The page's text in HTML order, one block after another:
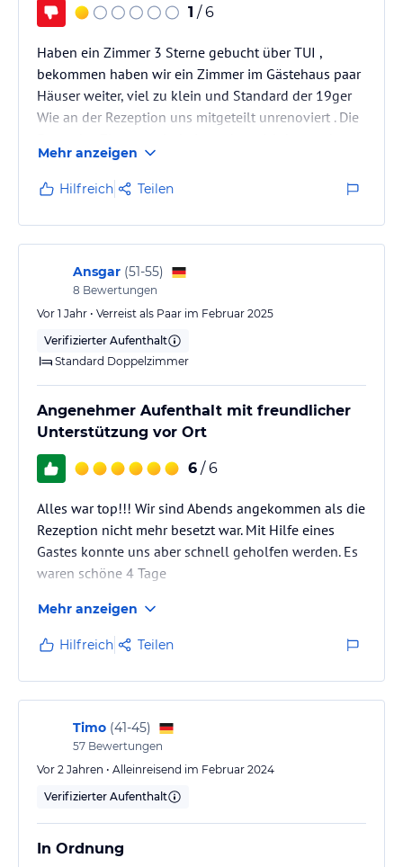
1 / 6
Haben ein Zimmer 3 Sterne gebucht über TUI ,
bekommen haben wir ein Zimmer im Gästehaus paar
Häuser weiter, viel zu klein und Standard der 19ger
Wie an der Rezeption uns mitgeteilt unrenoviert . Die
erkennbar bei der hotelbeschreibung .
Unterirdisch , alter dreckiger Teppich.
Man kann es kaum aushalten, man kann nicht atmen
vor lauter Muff Geruch . 60 Treppenstufen ohne
Aufzug . Einfach eine Zumutung. Unfreundliches
Personal an der Rezeption …..könnten ja ausziehen…
Mehr anzeigen
Hilfreich Teilen
Ansgar (51-55)
8 Bewertungen
Vor 1 Jahr • Verreist als Paar im Februar 2025
Verifizierter Aufenthalt
Standard Doppelzimmer
Angenehmer Aufenthalt mit freundlicher
Unterstützung vor Ort
6 / 6
Alles war top!!! Wir sind Abends angekommen als die
Rezeption nicht mehr besetzt war. Mit Hilfe eines
Gastes konnte uns aber schnell geholfen werden. Es
waren schöne 4 Tage
Mehr anzeigen
Hilfreich Teilen
Timo (41-45)
57 Bewertungen
Vor 2 Jahren • Alleinreisend im Februar 2024
Verifizierter Aufenthalt
In Ordnung